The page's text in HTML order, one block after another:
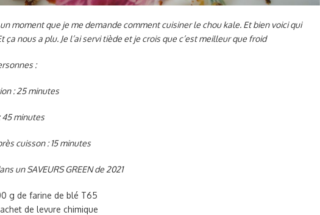
moment que je me demande comment cuisiner le chou kale. Et bien voici qui
ça nous a plu. Je l’ai servi tiède et je crois que c’est meilleur que froid
:
: 25 minutes
45 minutes
cuisson : 15 minutes
un SAVEURS GREEN de 2021
g de farine de blé T65
de levure chimique